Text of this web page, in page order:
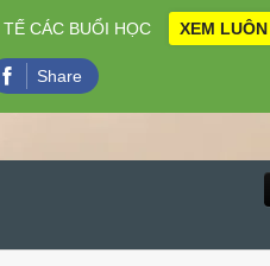
CÁC BUỔI HỌC XEM LUÔN
Share